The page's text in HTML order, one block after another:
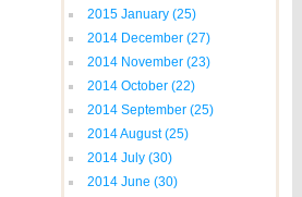
2015 January (25)
2014 December (27)
2014 November (23)
2014 October (22)
2014 September (25)
2014 August(25)
2014 July (30)
2014 June (30)